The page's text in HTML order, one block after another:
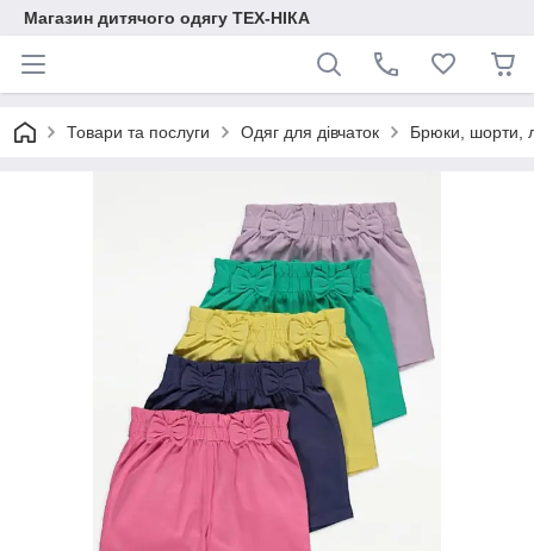
Магазин дитячого одягу ТЕХ-НІКА
Товари та послуги Одяг для дівчаток Брюки, шорти,